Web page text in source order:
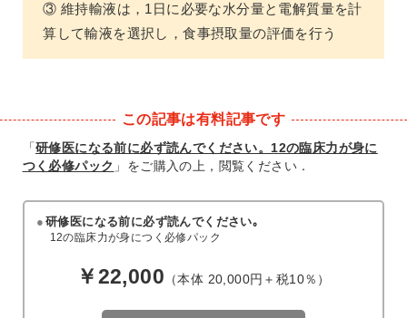
③ 維持輸液は，1日に必要な水分量と電解質量を計
算して輸液を選択し，食事摂取量の評価を行う
この記事は有料記事です
「研修医になる前に必ず読んでください。12の臨床力が身に
つく必修パック 」をご購入の上，閲覧ください．
研修医になる前に必ず読んでください｡
12の臨床力が身につく必修パック
￥22,000 （本体 20,000円＋税10％）